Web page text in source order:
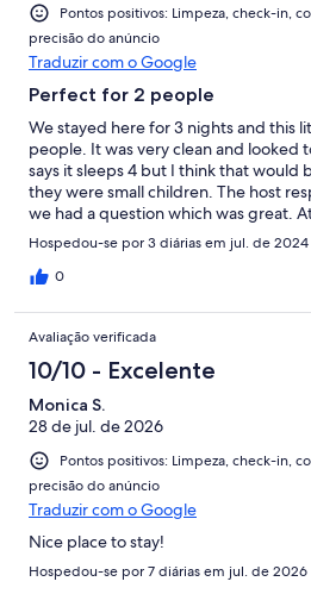
Pontos positivos: Limpeza, check-in,
precisão do anúncio
Traduzir com o Google
Perfect for 2 people
We stayed here for 3 nights and this
people. It was very clean and looked
says it sleeps 4 but I think that would
they were small children. The host
we had a question which was great.
there was no dishwasher, but I don't
washing a few coffee cups and a
leftovers was not a big deal. It is only
neighborhood, good for a walk. We
morning which was a nice little walk
walk back up but we made it! We
just a short walk from the apt, on our
the food, service, and atmosphere
would take a walk there another
would definitely stay here again.
Hospedou-se por 3 diárias em jul. de 2024
0
Avaliação verificada
10/10 - Excelente
Monica S.
28 de jul. de 2026
Pontos positivos: Limpeza, check-in,
precisão do anúncio
Traduzir com o Google
Nice place to stay!
Hospedou-se por 7 diárias em jul. de 2026